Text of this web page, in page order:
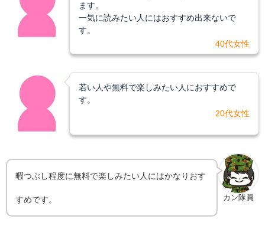
ます。
一気に読みたい人にはおすすめ出来ないで
す。
40代女性
若い人や無料で楽しみたい人におすすめで
す。
20代女性
カン隊員
暇つぶし程度に無料で楽しみたい人にはかなりおす
すめです。